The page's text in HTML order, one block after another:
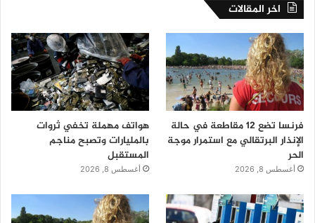
اخر المقالات
فرنسا تضع 12 مقاطعة في حالة
الإنذار البرتقالي مع استمرار موجة
الحر
أغسطس 8, 2026
هواتف مهملة تخفي ثروات
بالمليارات وتصبح مناجم
المستقبل
أغسطس 8, 2026